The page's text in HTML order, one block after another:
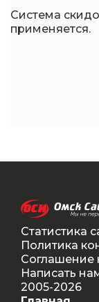
Система
применяется.
Статистика
Политика
Соглашение
Написать
2005-2026